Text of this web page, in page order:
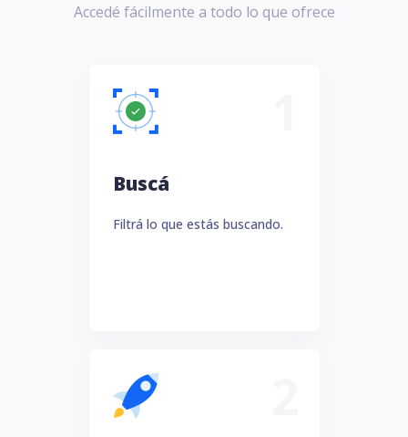
Accedé fácilmente a todo lo que ofrece
Buscá
Filtrá lo que estás buscando.